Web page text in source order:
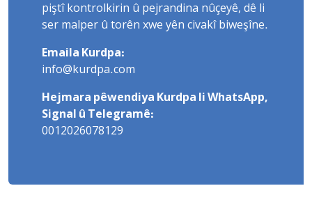
piştî kontrolkirin û pejrandina nûçeyê, dê li
ser malper û torên xwe yên civakî biweşîne.
Emaila Kurdpa:
info@kurdpa.com
Hejmara pêwendiya Kurdpa li WhatsApp,
Signal û Telegramê:
0012026078129